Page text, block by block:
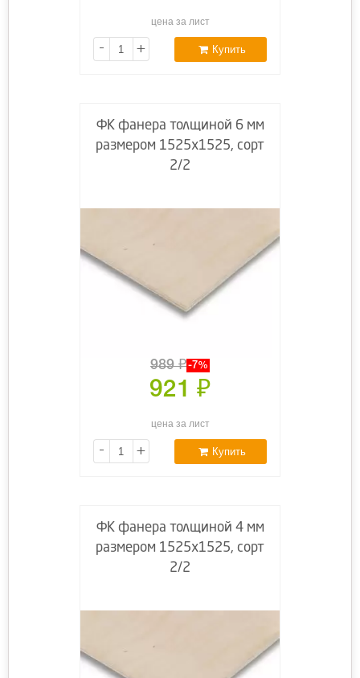
цена за лист
- + Купить
ФК фанера толщиной 6 мм
размером 1525х1525, сорт
2/2
989₽-7%
921 ₽
цена за лист
- + Купить
ФК фанера толщиной 4 мм
размером 1525х1525, сорт
2/2